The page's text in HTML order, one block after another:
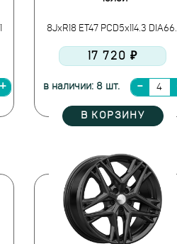
8JxR18 ET47 PCD5x114.3 DIA66.1
17 720 ₽
в наличии: 8 шт.
В КОРЗИНУ